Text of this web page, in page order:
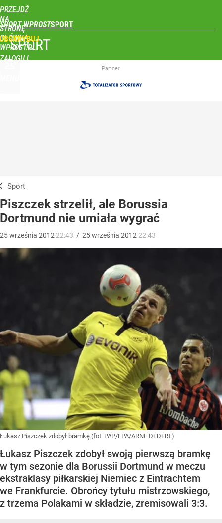
PRZEJDŹ
NA
STRONĘ
GŁÓWNĄ
WPROST.PL
SPORT WPROST
ZALOGUJ
SPORT
Partner
Sport
Piszczek strzelił, ale Borussia
Dortmund nie umiała wygrać
25września 2012 22:43 / 25września 2012 22:43
Łukasz Piszczek zdobył bramkę (fot. PAP/EPA/ARNE DEDERT)
Łukasz Piszczek zdobył swoją pierwszą bramkę
w tym sezonie dla Borussii Dortmund w meczu
ekstraklasy piłkarskiej Niemiec z Eintrachtem
we Frankfurcie. Obrońcy tytułu mistrzowskiego,
z trzema Polakami w składzie, zremisowali 3:3.